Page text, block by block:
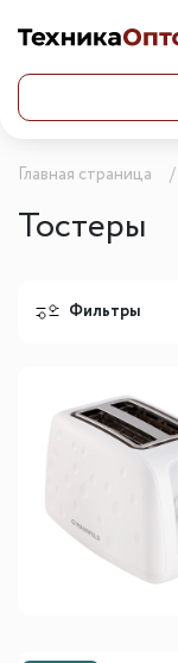
Главная страница
Тостеры
Фильтры